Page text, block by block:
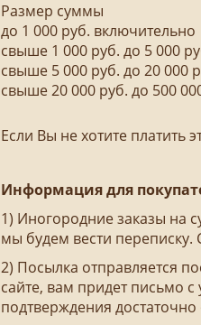
Размер
до 1 000 руб.
свыше 1 000 руб. до 5
свыше 5 000 руб. до 20
свыше 20 000 руб. до 500
Если Вы не хотите платить
Информация для
1) Иногородние заказы на
мы будем вести переписку.
2) Посылка отправляется
сайте, вам придет письмо с
подтверждения